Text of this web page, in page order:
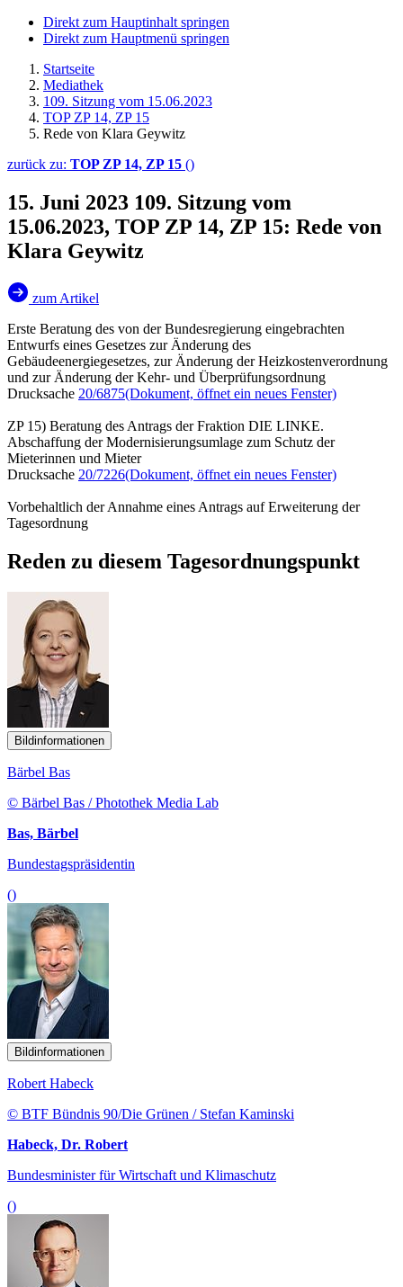
Direkt zum Hauptinhalt springen
Direkt zum Hauptmenü springen
Startseite
Mediathek
109. Sitzung vom 15.06.2023
TOP ZP 14, ZP 15
Rede von Klara Geywitz
zurück zu: TOP ZP 14, ZP 15 ()
15. Juni 2023 109. Sitzung vom
15.06.2023, TOP ZP 14, ZP 15: Rede von
Klara Geywitz
zum Artikel
Erste Beratung des von der Bundesregierung eingebrachten
Entwurfs eines Gesetzes zur Änderung des
Gebäudeenergiegesetzes, zur Änderung der Heizkostenverordnung
und zur Änderung der Kehr- und Überprüfungsordnung
Drucksache 20/6875(Dokument, öffnet ein neues Fenster)
ZP 15) Beratung des Antrags der Fraktion DIE LINKE.
Abschaffung der Modernisierungsumlage zum Schutz der
Mieterinnen und Mieter
Drucksache 20/7226(Dokument, öffnet ein neues Fenster)
Vorbehaltlich der Annahme eines Antrags auf Erweiterung der
Tagesordnung
Reden zu diesem Tagesordnungspunkt
Bildinformationen
Bärbel Bas
© Bärbel Bas / Photothek Media Lab
Bas, Bärbel
Bundestagspräsidentin
()
Bildinformationen
Robert Habeck
© BTF Bündnis 90/Die Grünen / Stefan Kaminski
Habeck, Dr. Robert
Bundesminister für Wirtschaft und Klimaschutz
()